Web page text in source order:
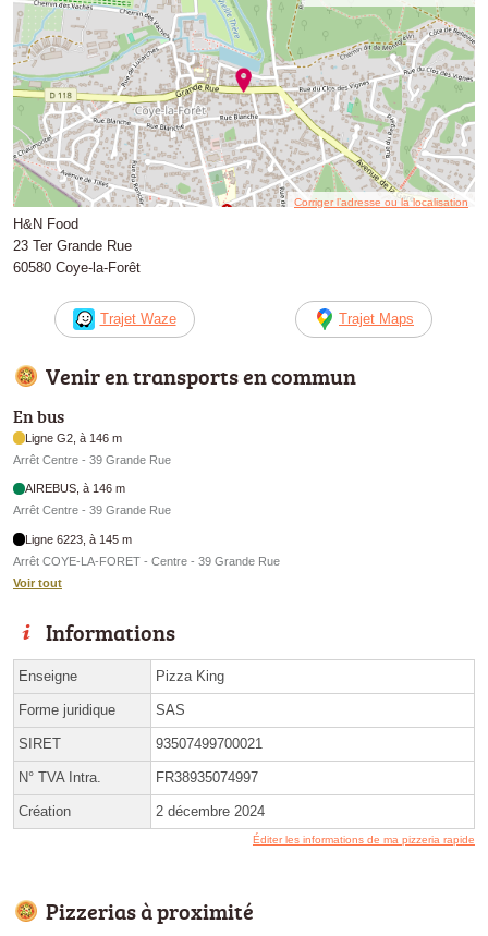
Corriger l’adresse ou la localisation
H&N Food
23 Ter Grande Rue
60580 Coye-la-Forêt
Trajet Waze Trajet Maps
Venir en transports en commun
En bus
Ligne G2, à 146 m
Arrêt Centre - 39 Grande Rue
AIREBUS, à 146 m
Arrêt Centre - 39 Grande Rue
Ligne 6223, à 145 m
Arrêt COYE-LA-FORET - Centre - 39 Grande Rue
Voir tout
Informations
Enseigne Pizza King
Forme juridique SAS
SIRET 93507499700021
N° TVA Intra. FR38935074997
Création 2 décembre 2024
Éditer les informations de ma pizzeria rapide
Pizzerias à proximité